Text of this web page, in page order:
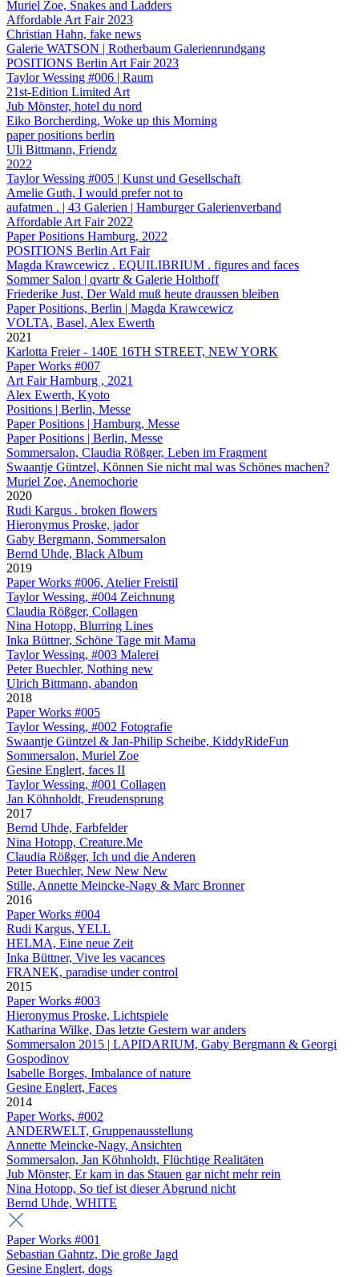
Muriel Zoe, Snakes and Ladders
Affordable Art Fair 2023
Christian Hahn, fake news
Galerie WATSON | Rotherbaum Galerienrundgang
POSITIONS Berlin Art Fair 2023
Taylor Wessing #006 | Raum
21st-Edition Limited Art
Jub Mönster, hotel du nord
Eiko Borcherding, Woke up this Morning
paper positions berlin
Uli Bittmann, Friendz
2022
Taylor Wessing #005 | Kunst und Gesellschaft
Amelie Guth, I would prefer not to
aufatmen . | 43 Galerien | Hamburger Galerienverband
Affordable Art Fair 2022
Paper Positions Hamburg, 2022
POSITIONS Berlin Art Fair
Magda Krawcewicz . EQUILIBRIUM . figures and faces
Sommer Salon | qvartr & Galerie Holthoff
Friederike Just, Der Wald muß heute draussen bleiben
Paper Positions, Berlin | Magda Krawcewicz
VOLTA, Basel, Alex Ewerth
2021
Karlotta Freier - 140E 16TH STREET, NEW YORK
Paper Works #007
Art Fair Hamburg , 2021
Alex Ewerth, Kyoto
Positions | Berlin, Messe
Paper Positions | Hamburg, Messe
Paper Positions | Berlin, Messe
Sommersalon, Claudia Rößger, Leben im Fragment
Swaantje Güntzel, Können Sie nicht mal was Schönes machen?
Muriel Zoe, Anemochorie
2020
Rudi Kargus . broken flowers
Hieronymus Proske, jador
Gaby Bergmann, Sommersalon
Bernd Uhde, Black Album
2019
Paper Works #006, Atelier Freistil
Taylor Wessing, #004 Zeichnung
Claudia Rößger, Collagen
Nina Hotopp, Blurring Lines
Inka Büttner, Schöne Tage mit Mama
Taylor Wessing, #003 Malerei
Peter Buechler, Nothing new
Ulrich Bittmann, abandon
2018
Paper Works #005
Taylor Wessing, #002 Fotografie
Swaantje Güntzel & Jan-Philip Scheibe, KiddyRideFun
Sommersalon, Muriel Zoe
Gesine Englert, faces II
Taylor Wessing, #001 Collagen
Jan Köhnholdt, Freudensprung
2017
Bernd Uhde, Farbfelder
Nina Hotopp, Creature.Me
Claudia Rößger, Ich und die Anderen
Peter Buechler, New New New
Stille, Annette Meincke-Nagy & Marc Bronner
2016
Paper Works #004
Rudi Kargus, YELL
HELMA, Eine neue Zeit
Inka Büttner, Vive les vacances
FRANEK, paradise under control
2015
Paper Works #003
Hieronymus Proske, Lichtspiele
Katharina Wilke, Das letzte Gestern war anders
Sommersalon 2015 | LAPIDARIUM, Gaby Bergmann & Georgi
Gospodinov
Isabelle Borges, Imbalance of nature
Gesine Englert, Faces
2014
Paper Works, #002
ANDERWELT, Gruppenausstellung
Annette Meincke-Nagy, Ansichten
Sommersalon, Jan Köhnholdt, Flüchtige Realitäten
Jub Mönster, Er kam in das Stauen gar nicht mehr rein
Nina Hotopp, So tief ist dieser Abgrund nicht
Bernd Uhde, WHITE
Paper Works #001
Sebastian Gahntz, Die große Jagd
Gesine Englert, dogs